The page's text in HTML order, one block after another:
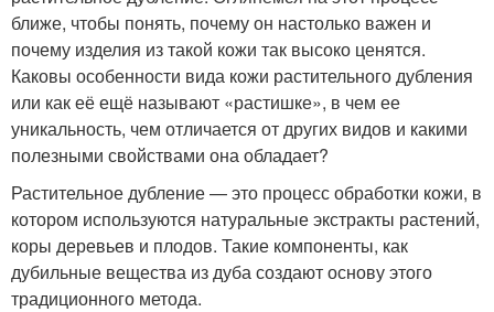
ближе, чтобы понять, почему он настолько важен и
почему изделия из такой кожи так высоко ценятся.
Каковы особенности вида кожи растительного дубления
или как её ещё называют «растишке», в чем ее
уникальность, чем отличается от других видов и какими
полезными свойствами она обладает?
Растительное дубление — это процесс обработки кожи, в
котором используются натуральные экстракты растений,
коры деревьев и плодов. Такие компоненты, как
дубильные вещества из дуба создают основу этого
традиционного метода.